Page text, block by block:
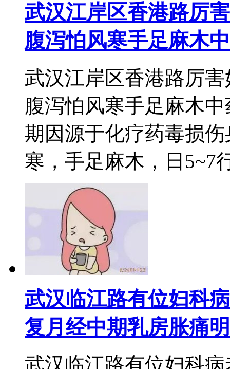
武汉江岸区香港路厉
腹泻怕风寒手足麻木中
武汉江岸区香港路厉
腹泻怕风寒手足麻木
期因源于化疗药毒损
寒，手足麻木，日5~7
武汉临江路有位妇科
复月经中期乳房胀痛明
武汉临江路有位妇科